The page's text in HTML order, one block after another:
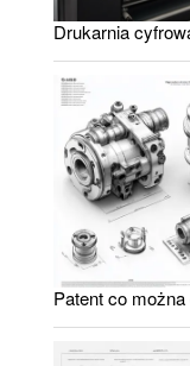
Drukarnia
Patent co